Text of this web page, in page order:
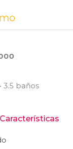
3.5 baños
Características